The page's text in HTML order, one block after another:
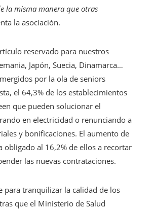
la misma manera que otras
la asociación.
reservado para nuestros
Japón, Suecia, Dinamarca…
por la ola de seniors
el 64,3% de los establecimientos
que pueden solucionar el
en electricidad o renunciando a
y bonificaciones. El aumento de
obligado al 16,2% de ellos a recortar
las nuevas contrataciones.
para tranquilizar la calidad de los
que el Ministerio de Salud